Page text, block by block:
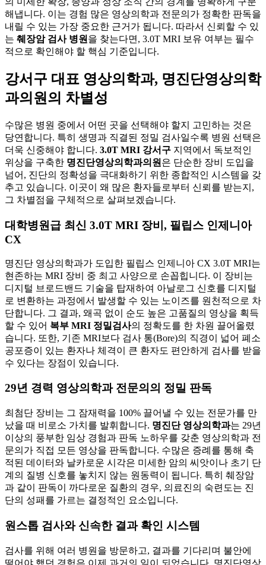
해냅니다. 이는 경험 많은 영상의학과 전문의가 정확한 판독을
내릴 수 있는 가장 중요한 근거가 됩니다. 따라서 신뢰할 수 있
는 췌장암 검사 병원 을 찾는다면, 3.0T MRI 보유 여부는 필수
적으로 확인해야 할 핵심 기준입니다.
강서구 대표 영상의학과, 명진단영상의학
과의원의 차별성
수많은 병원 중에서 어떤 곳을 선택해야 할지 고민하는 것은
당연합니다. 특히 생명과 직결된 정밀 검사일수록 병원 선택은
더욱 신중해야 합니다. 3.0T MRI 강서구 지역에서 독보적인
위상을 구축한 명진단영상의학과의원 은 단순한 장비 도입을
넘어, 진단의 정확성을 극대화하기 위한 종합적인 시스템을 갖
추고 있습니다. 이곳이 왜 많은 환자들로부터 신뢰를 받는지,
그 차별점을 구체적으로 살펴보겠습니다.
대학병원급 최신 3.0T MRI 장비, 필립스 인제니아
CX
명진단 영상의학과가 도입한 필립스 인제니아 CX 3.0T MRI는
현존하는 MRI 장비 중 최고 사양으로 손꼽힙니다. 이 장비는
디지털 브로드밴드 기술을 탑재하여 아날로그 신호를 디지털
로 변환하는 과정에서 발생할 수 있는 노이즈를 원천적으로 차
단합니다. 그 결과, 왜곡 없이 순도 높은 고품질의 영상을 획득
할 수 있어 복부 MRI 정밀검사의 정확도를 한 차원 끌어올렸
습니다. 또한, 기존 MRI보다 검사 통(Bore)의 직경이 넓어 폐소
공포증이 있는 환자나 체격이 큰 환자도 편안하게 검사를 받을
수 있다는 장점이 있습니다.
29년 경력 영상의학과 전문의의 정밀 판독
최첨단 장비는 그 잠재력을 100% 끌어낼 수 있는 전문가를 만
났을 때 비로소 가치를 발휘합니다. 명진단 영상의학과는 29년
이상의 풍부한 임상 경험과 판독 노하우를 갖춘 영상의학과 전
문의가 직접 모든 영상을 판독합니다. 수많은 증례를 통해 축
적된 데이터와 날카로운 시각은 미세한 암의 씨앗이나 초기 단
계의 질병 신호를 놓치지 않는 원동력이 됩니다. 특히 췌장암
과 같이 판독이 까다로운 질환의 경우, 의료진의 숙련도는 진
단의 성패를 가르는 결정적인 요소입니다.
원스톱 검사와 신속한 결과 확인 시스템
검사를 위해 여러 병원을 방문하고, 결과를 기다리며 불안에
떨어야 했던 경험은 이제 과거의 일이 되었습니다. 명진단영상